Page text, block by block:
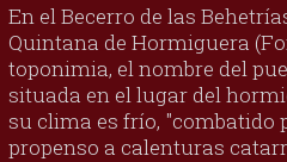
En el Becerro de las
Quintana de Hormiguera
toponimia, el nombre del
situada en el lugar del
su clima es frío, "combatido
propenso a calenturas